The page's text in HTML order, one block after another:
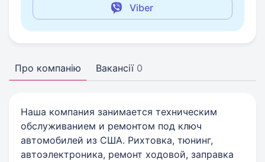
Viber
Про компанію Вакансії 0
Наша компания занимается техническим
обслуживанием и ремонтом под ключ
автомобилей из США. Рихтовка, тюнинг,
автоэлектроника, ремонт ходовой, заправка